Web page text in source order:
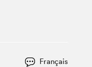
Français